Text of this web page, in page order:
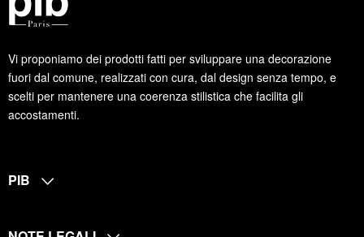
Vi proponiamo dei prodotti fatti per sviluppare una decorazione
fuori dal comune, realizzati con cura, dal design senza tempo, e
scelti per mantenere una coerenza stilistica che facilita gli
accostamenti.
PIB